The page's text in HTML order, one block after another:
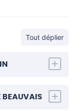
Tout déplier
BEAUVAIS